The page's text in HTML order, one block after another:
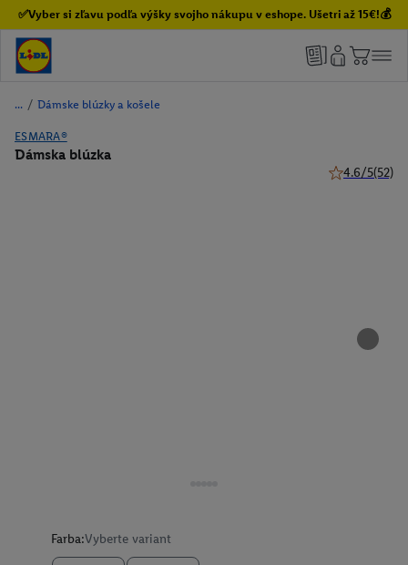
✅Vyber si zľavu podľa výšky svojho nákupu v eshope. Ušetri až 15€!💰
/ Dámske blúzky a košele
ESMARA®
Dámska blúzka
4.6/5(52)
Farba:Vyberte variant